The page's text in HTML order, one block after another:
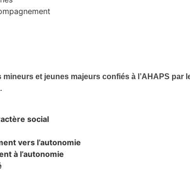
et jeunes majeurs confiés à l’AHAPS
social
vers l’autonomie
à l’autonomie